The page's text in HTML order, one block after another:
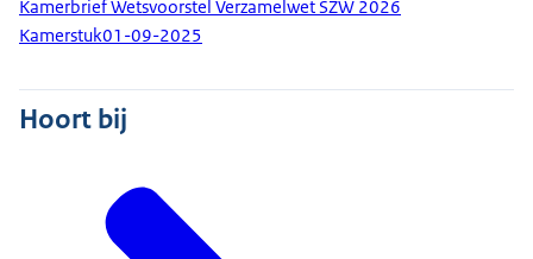
Kamerbrief Wetsvoorstel Verzamelwet SZW 2026
Kamerstuk01-09-2025
Hoort bij